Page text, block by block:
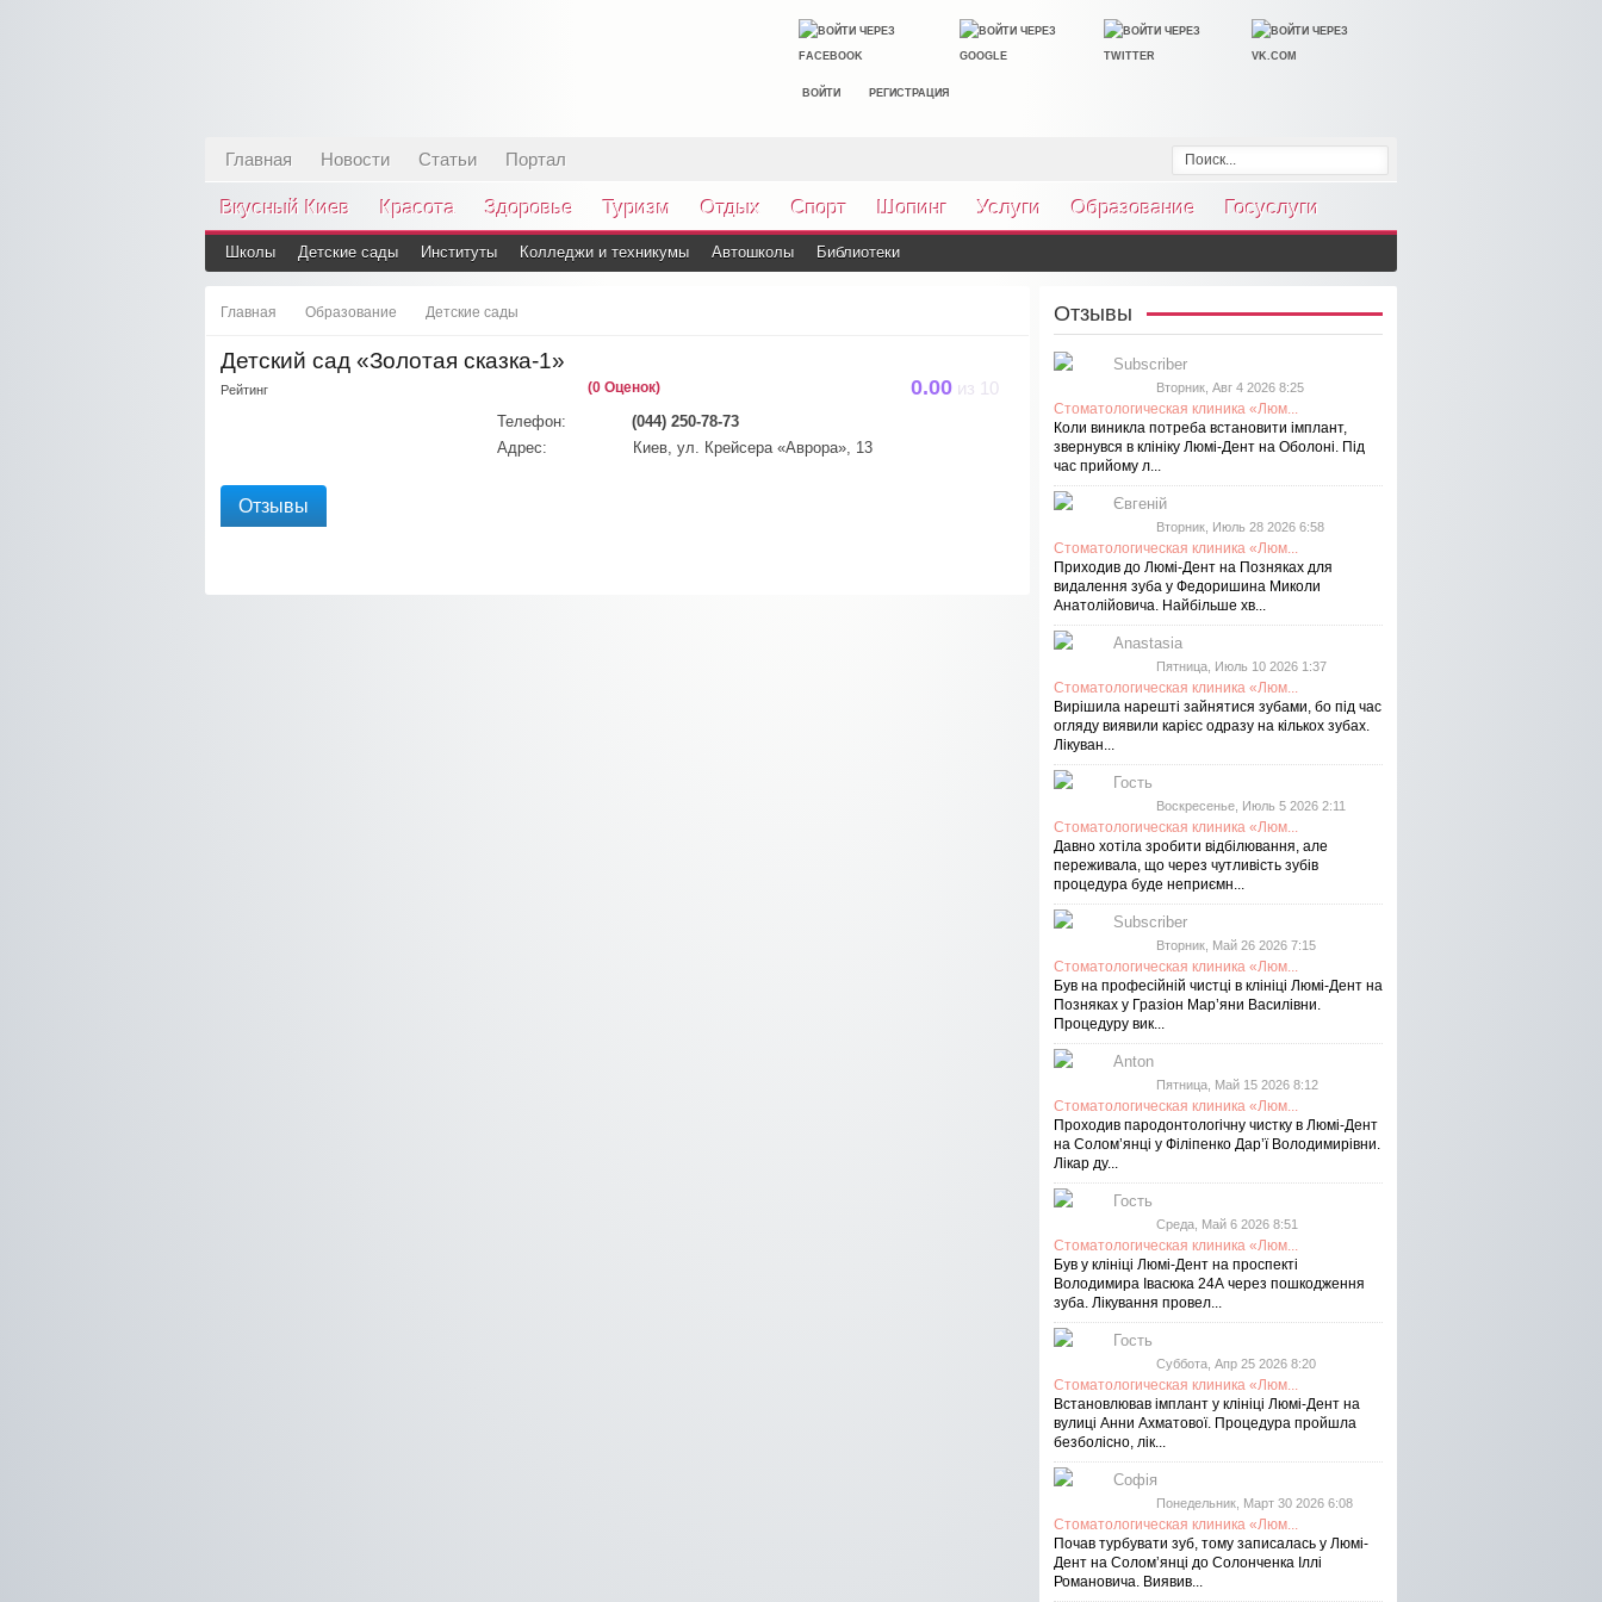
ВОЙТИ РЕГИСТРАЦИЯ
Главная Новости Статьи Портал
Вкусный Киев Красота Здоровье Туризм Отдых Спорт Шопинг Услуги Образование Госуслуги
Школы Детские сады Институты Колледжи и техникумы Автошколы Библиотеки
Главная Образование Детские сады
Детский сад «Золотая сказка-1»
Рейтинг (0 Оценок) 0.00из 10
Телефон:
(044) 250-78-73
Адрес:
Киев, ул. Крейсера «Аврора», 13
Отзывы
Отзывы
Subscriber
Вторник, Авг 4 2026 8:25
Стоматологическая клиника «Люм...
Коли виникла потреба встановити імплант,
звернувся в клініку Люмі-Дент на Оболоні. Під
час прийому л...
Євгеній
Вторник, Июль 28 2026 6:58
Стоматологическая клиника «Люм...
Приходив до Люмі-Дент на Позняках для
видалення зуба у Федоришина Миколи
Анатолійовича. Найбільше хв...
Anastasia
Пятница, Июль 10 2026 1:37
Стоматологическая клиника «Люм...
Вирішила нарешті зайнятися зубами, бо під час
огляду виявили карієс одразу на кількох зубах.
Лікуван...
Гость
Воскресенье, Июль 5 2026 2:11
Стоматологическая клиника «Люм...
Давно хотіла зробити відбілювання, але
переживала, що через чутливість зубів
процедура буде неприємн...
Subscriber
Вторник, Май 26 2026 7:15
Стоматологическая клиника «Люм...
Був на професійній чистці в клініці Люмі-Дент на
Позняках у Гразіон Мар’яни Василівни.
Процедуру вик...
Anton
Пятница, Май 15 2026 8:12
Стоматологическая клиника «Люм...
Проходив пародонтологічну чистку в Люмі-Дент
на Солом’янці у Філіпенко Дар’ї Володимирівни.
Лікар ду...
Гость
Среда, Май 6 2026 8:51
Стоматологическая клиника «Люм...
Був у клініці Люмі-Дент на проспекті
Володимира Івасюка 24А через пошкодження
зуба. Лікування провел...
Гость
Суббота, Апр 25 2026 8:20
Стоматологическая клиника «Люм...
Встановлював імплант у клініці Люмі-Дент на
вулиці Анни Ахматової. Процедура пройшла
безболісно, лік...
Софія
Понедельник, Март 30 2026 6:08
Стоматологическая клиника «Люм...
Почав турбувати зуб, тому записалась у Люмі-
Дент на Соломʼянці до Солонченка Іллі
Романовича. Виявив...